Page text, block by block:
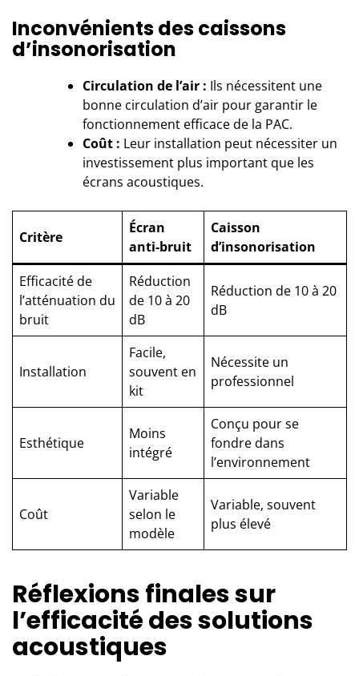
Inconvénients des caissons
d’insonorisation
Circulation de l’air : Ils nécessitent une
bonne circulation d’air pour garantir le
fonctionnement efficace de la PAC.
Coût : Leur installation peut nécessiter un
investissement plus important que les
écrans acoustiques.
Critère
Écran
anti-bruit
Caisson
d’insonorisation
Efficacité de
l’atténuation du
bruit
Réduction
de 10 à 20
dB
Réduction de 10 à 20
dB
Installation
Facile,
souvent en
kit
Nécessite un
professionnel
Esthétique
Moins
intégré
Conçu pour se
fondre dans
l’environnement
Coût
Variable
selon le
modèle
Variable, souvent
plus élevé
Réflexions finales sur
l’efficacité des solutions
acoustiques